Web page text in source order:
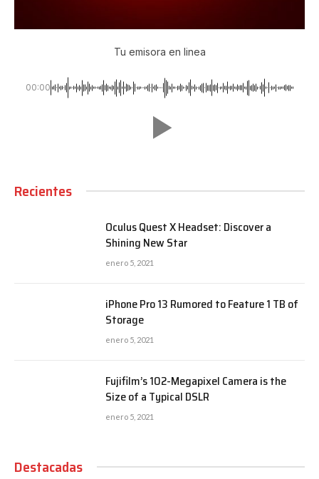
Tu emisora en linea
00:00
Recientes
Oculus Quest X Headset: Discover a
Shining New Star
enero 5, 2021
iPhone Pro 13 Rumored to Feature 1 TB of
Storage
enero 5, 2021
Fujifilm’s 102-Megapixel Camera is the
Size of a Typical DSLR
enero 5, 2021
Destacadas